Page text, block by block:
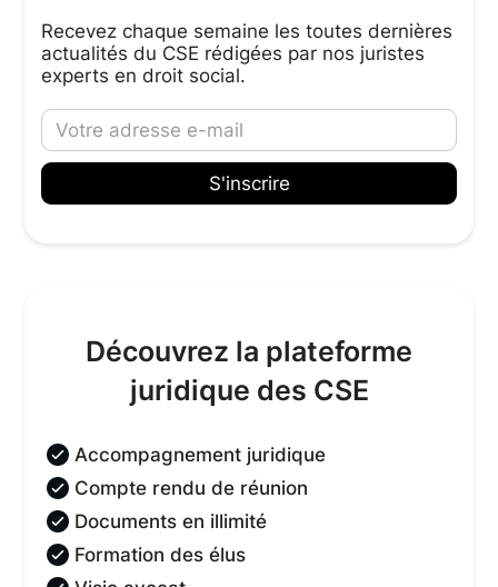
Recevez chaque semaine les toutes dernières
actualités du CSE rédigées par nos juristes
experts en droit social.
Découvrez la plateforme
juridique des CSE
Accompagnement juridique
Compte rendu de réunion
Documents en illimité
Formation des élus